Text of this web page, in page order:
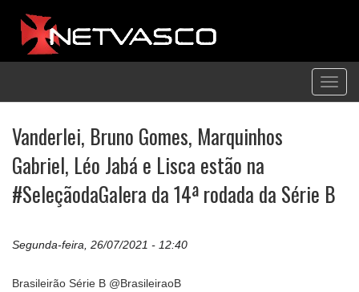
Vanderlei, Bruno Gomes, Marquinhos
Gabriel, Léo Jabá e Lisca estão na
#SeleçãodaGalera da 14ª rodada da Série B
Segunda-feira, 26/07/2021 - 12:40
Brasileirão Série B @BrasileiraoB